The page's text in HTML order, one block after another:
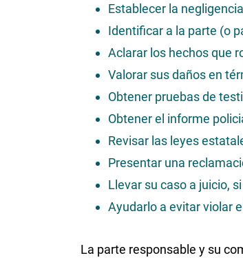
Establecer la negligencia
Identificar a la parte (o
Aclarar los hechos que
Valorar sus daños en
Obtener pruebas de
Obtener el informe
Revisar las leyes
Presentar una
Llevar su caso a juicio,
Ayudarlo a evitar violar
La parte responsable y su